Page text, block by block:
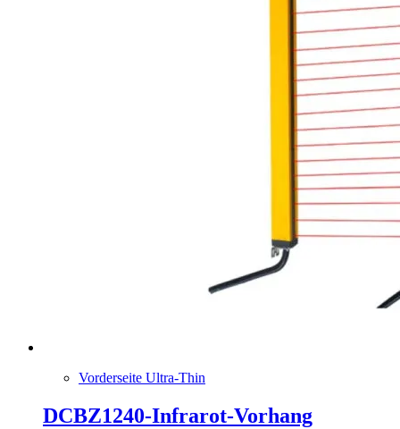
Vorderseite Ultra-Thin
DCBZ1240-Infrarot-Vorhang